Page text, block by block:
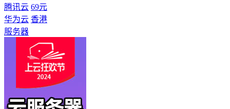
腾讯云 69元
华为云 香港
服务器